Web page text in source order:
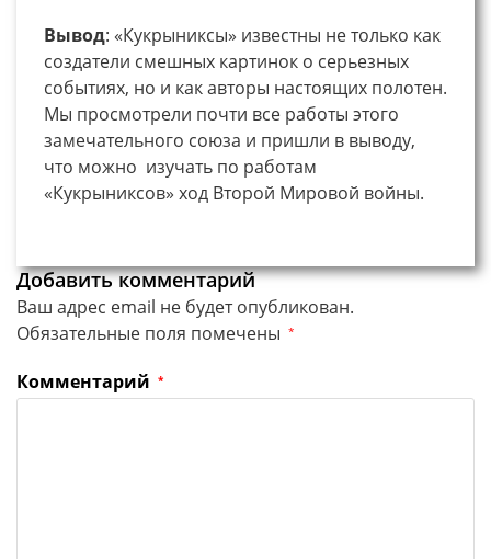
Вывод: «Кукрыниксы» известны не только как
создатели смешных картинок о серьезных
событиях, но и как авторы настоящих полотен.
Мы просмотрели почти все работы этого
замечательного союза и пришли в выводу,
что можно изучать по работам
«Кукрыниксов» ход Второй Мировой войны.
Добавить комментарий
Ваш адрес email не будет опубликован.
Обязательные поля помечены *
Комментарий *